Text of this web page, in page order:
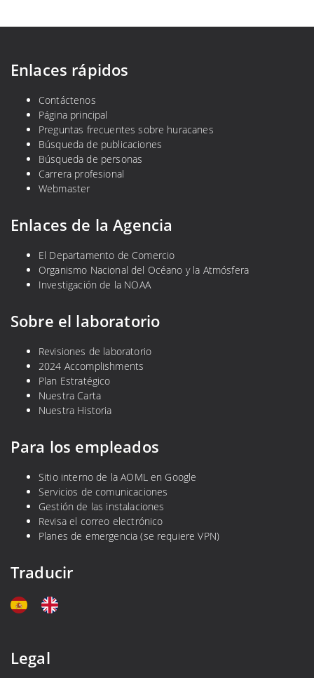
Enlaces rápidos
Contáctenos
Página principal
Preguntas frecuentes sobre huracanes
Búsqueda de publicaciones
Búsqueda de personas
Carrera profesional
Webmaster
Enlaces de la Agencia
El Departamento de Comercio
Organismo Nacional del Océano y la Atmósfera
Investigación de la NOAA
Sobre el laboratorio
Revisiones de laboratorio
2024 Accomplishments
Plan Estratégico
Nuestra Carta
Nuestra Historia
Para los empleados
Sitio interno de la AOML en Google
Servicios de comunicaciones
Gestión de las instalaciones
Revisa el correo electrónico
Planes de emergencia (se requiere VPN)
Traducir
Legal